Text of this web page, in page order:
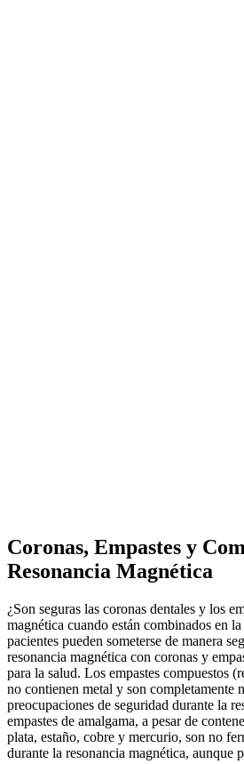
Coronas, Empastes y
Resonancia Magnética
¿Son seguras las coronas dentales y los
magnética cuando están combinados en
pacientes pueden someterse de manera
resonancia magnética con coronas y
para la salud. Los empastes compuestos
no contienen metal y son completamente
preocupaciones de seguridad durante la
empastes de amalgama, a pesar de
plata, estaño, cobre y mercurio, son no
durante la resonancia magnética, aunque